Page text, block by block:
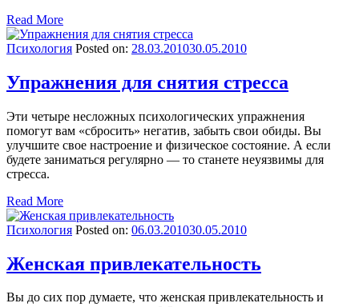
Read More
Психология Posted on: 28.03.201030.05.2010
Упражнения для снятия стресса
Эти четыре несложных психологических упражнения
помогут вам «сбросить» негатив, забыть свои обиды. Вы
улучшите свое настроение и физическое состояние. А если
будете заниматься регулярно — то станете неуязвимы для
стресса.
Read More
Психология Posted on: 06.03.201030.05.2010
Женская привлекательность
Вы до сих пор думаете, что женская привлекательность и